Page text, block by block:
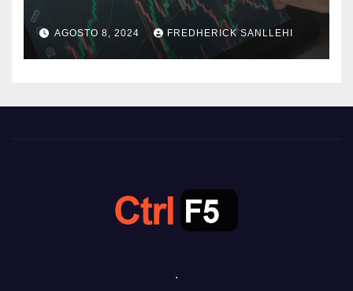
Monetaria
AGOSTO 8, 2024 FREDHERICK SANLLEHI
.